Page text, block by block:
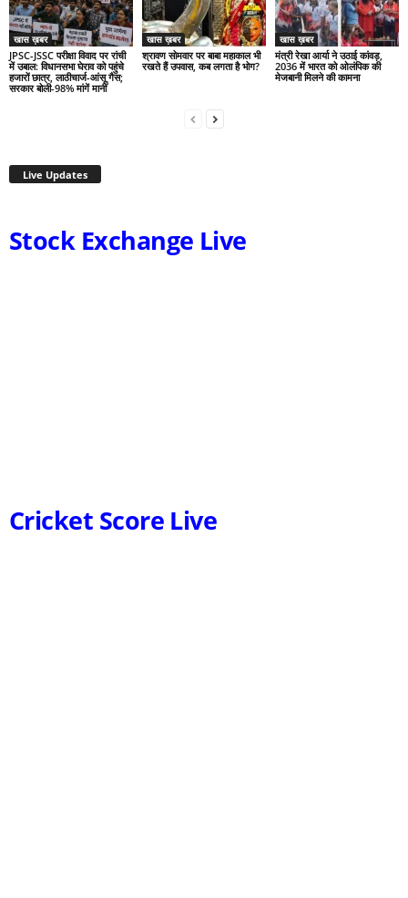
खास ख़बर
JPSC-JSSC परीक्षा विवाद पर रांची
में उबाल: विधानसभा घेराव को पहुंचे
हजारों छात्र, लाठीचार्ज-आंसू गैस;
सरकार बोली-98% मांगें मानीं
खास ख़बर
श्रावण सोमवार पर बाबा महाकाल भी
रखते हैं उपवास, कब लगता है भोग?
खास ख़बर
मंत्री रेखा आर्या ने उठाई कांवड़,
2036 में भारत को ओलंपिक की
मेजबानी मिलने की कामना
Live Updates
Stock Exchange Live
Cricket Score Live